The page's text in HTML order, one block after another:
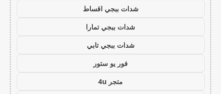
شدات ببجي اقساط
شدات ببجي تمارا
شدات ببجي تابي
فور يو ستور
متجر 4u